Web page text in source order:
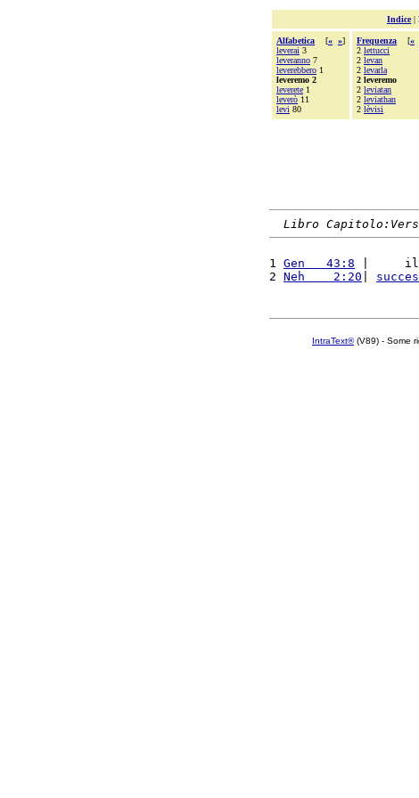
Indice|
Alfabetica [« »]
leverai 3
leveranno 7
leverebbero 1
leveremo 2
leverete 1
leverò 11
levi 80
Frequenza [«
2 lettucci
2 levan
2 levarla
2 leveremo
2 leviatan
2 leviathan
2 lèvisi
Libro
1 Gen   43:8 |     il
2 Neh    2:20
IntraText®(V89) - Some